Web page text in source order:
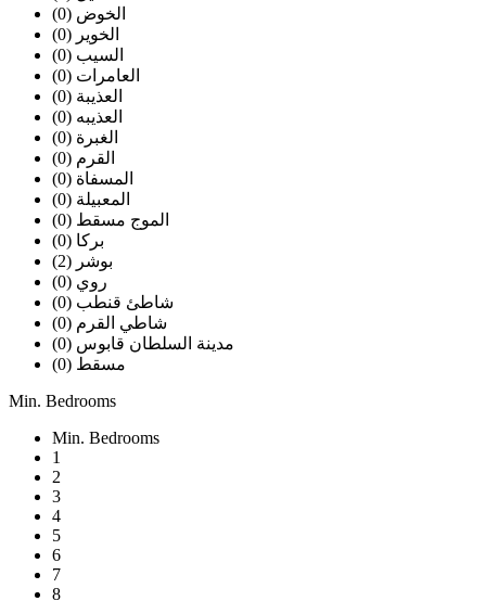
الخوض (0)
الخوير (0)
السيب (0)
العامرات (0)
العذيبة (0)
العذيبه (0)
الغبرة (0)
القرم (0)
المسفاة (0)
المعبيلة (0)
الموج مسقط (0)
بركا (0)
بوشر (2)
روي (0)
شاطئ قنطب (0)
شاطي القرم (0)
مدينة السلطان قابوس (0)
مسقط (0)
Min. Bedrooms
Min. Bedrooms
1
2
3
4
5
6
7
8